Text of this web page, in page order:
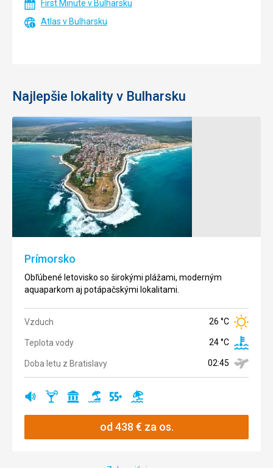
First Minute v Bulharsku
Atlas v Bulharsku
Najlepšie lokality v Bulharsku
Prímorsko
Obľúbené letovisko so širokými plážami, moderným
aquaparkom aj potápačskými lokalitami.
Vzduch 26 °C
Teplota vody 24 °C
Doba letu z Bratislavy 02:45
Ano Ano Ano Ano Ano
Ano
od 438 € za os.
Bansko
10 °C
od
659€
za os.
Zlaté
Piesky
krásnym
bazénovým
komplexom
kultúrnym
životom.
Vzduch 29 °C
Teplota
25 °C
Doba letu
Bratislavy
02:45